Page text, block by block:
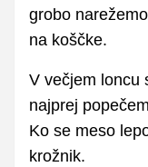
grobo
na koščke.
V večjem loncu
najprej
Ko se meso
krožnik.